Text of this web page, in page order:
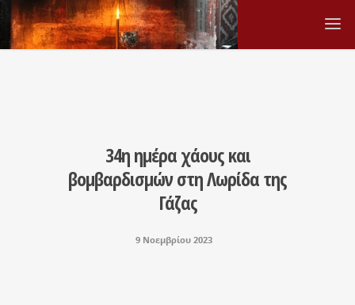
34η ημέρα χάους και
βομβαρδισμών στη Λωρίδα της
Γάζας
9 Νοεμβρίου 2023